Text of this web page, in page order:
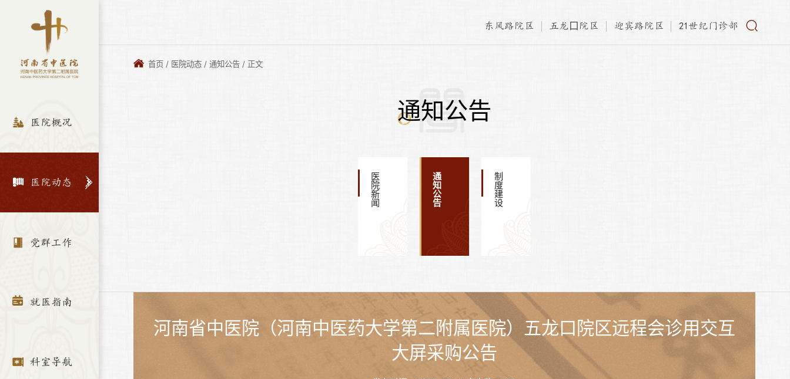
医院概况
医院动态
党群工作
就医指南
科室导航
东风路院区 五龙口院区 迎宾路院区 21世纪门诊部
首页/ 医院动态/ 通知公告/ 正文
通知公告
医院新闻 通知公告 制度建设
河南省中医院（河南中医药大学第二附属医院）五龙口院区远程会诊用交互
大屏采购公告